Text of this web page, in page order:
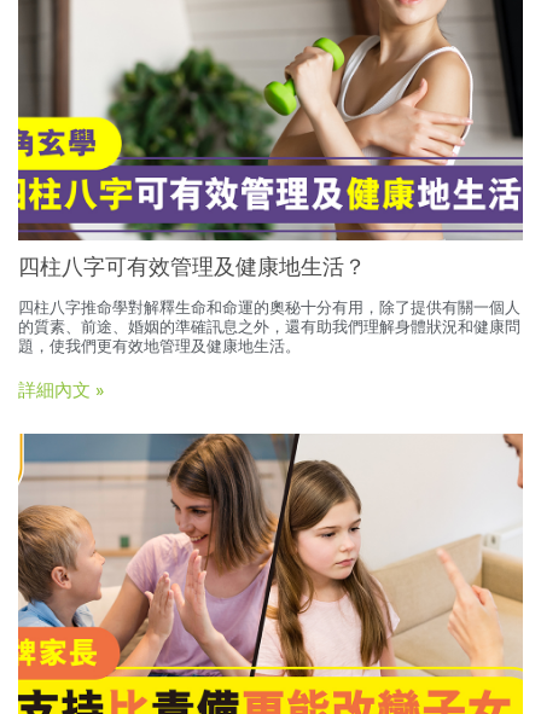
四柱八字可有效管理及健康地生活？
四柱八字推命學對解釋生命和命運的奧秘十分有用，除了提供有關一個人
的質素、前途、婚姻的準確訊息之外，還有助我們理解身體狀況和健康問
題，使我們更有效地管理及健康地生活。
詳細內文 »